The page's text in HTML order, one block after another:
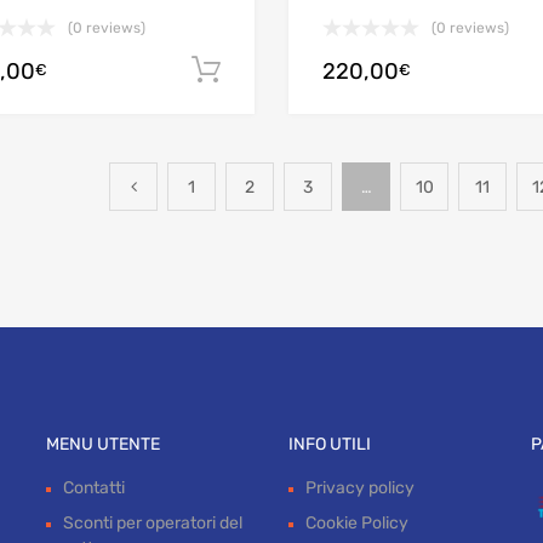
(0 reviews)
€ Aggiungi al carrello
(0 reviews)
220,00€
1 2 3 … 10 11
MENU UTENTE
Contatti
Sconti per operatori del
INFO UTILI
Privacy policy
Cookie Policy